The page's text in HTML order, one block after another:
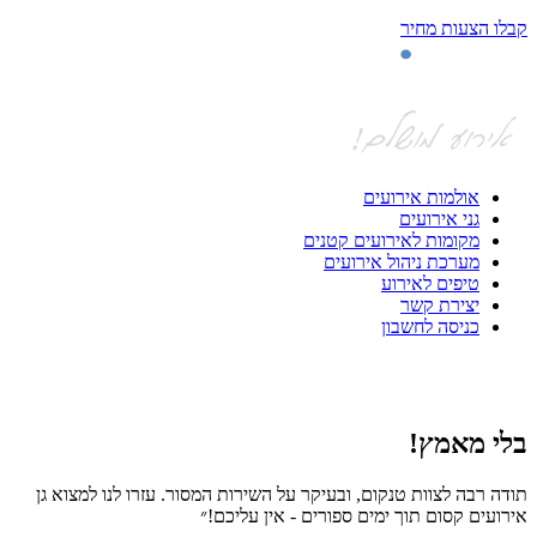
קבלו הצעות מחיר
אולמות אירועים
גני אירועים
מקומות לאירועים קטנים
מערכת ניהול אירועים
טיפים לאירוע
יצירת קשר
כניסה לחשבון
בלי מאמץ!
תודה רבה לצוות טנקום, ובעיקר על השירות המסור. עזרו לנו למצוא גן
אירועים קסום תוך ימים ספורים - אין עליכם!״